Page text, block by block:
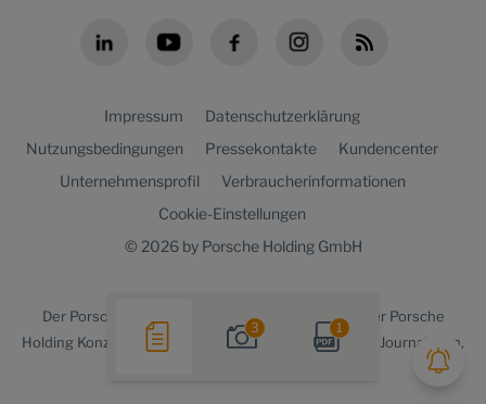
3 1
Impressum
Datenschutzerklärung
Nutzungsbedingungen
Pressekontakte
Kundencenter
Unternehmensprofil
Verbraucherinformationen
Cookie-Einstellungen
© 2026 by Porsche Holding GmbH
Der Porsche Holding newsroomist ein Angebot der Porsche
Holding Konzernkommunikation für Medienvertreter, Journalisten,